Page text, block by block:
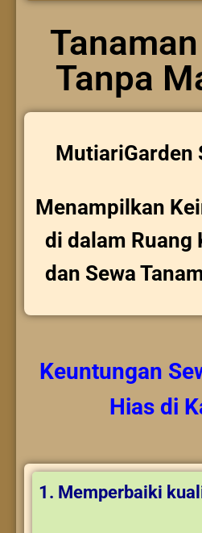
Tanpa
MutiariGarden
Menampilkan
di dalam Ruang
dan Sewa
Keuntungan
Hiasdi
1. Memperbaiki